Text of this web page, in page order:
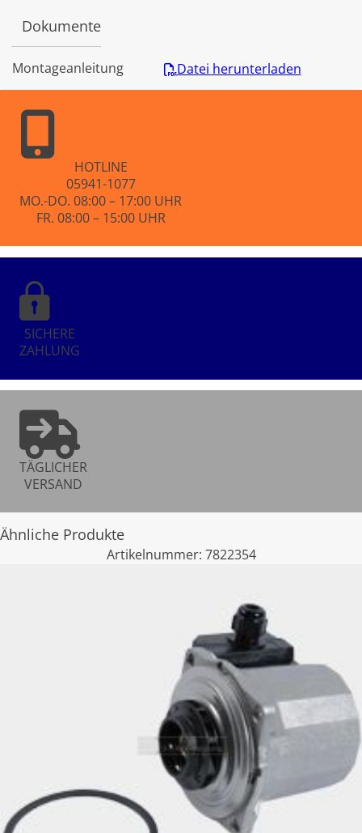
t
v
o
n
Dokumente
Montageanleitung Datei herunterladen
HOTLINE
05941-1077
MO.-DO. 08:00 – 17:00 UHR
FR. 08:00 – 15:00 UHR
SICHERE
ZAHLUNG
TÄGLICHER
VERSAND
Ähnliche Produkte
Artikelnummer: 7822354